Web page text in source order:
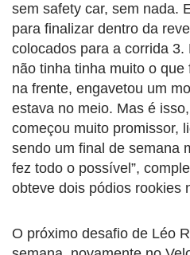
sem safety car, sem nada.
para finalizar dentro da
colocados para a corrida 3.
não tinha tinha muito o
na frente, engavetou um
estava no meio. Mas é
começou muito promissor,
sendo um final de semana
fez todo o possível”,
obteve dois pódios rookies
O próximo desafio de Léo